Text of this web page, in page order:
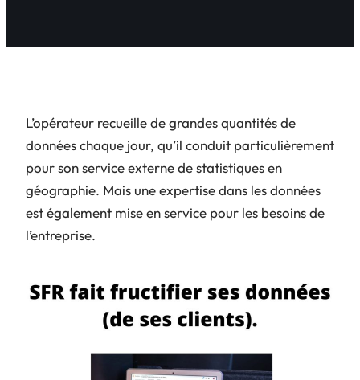
L’opérateur recueille de grandes quantités de
données chaque jour, qu’il conduit particulièrement
pour son service externe de statistiques en
géographie. Mais une expertise dans les données
est également mise en service pour les besoins de
l’entreprise.